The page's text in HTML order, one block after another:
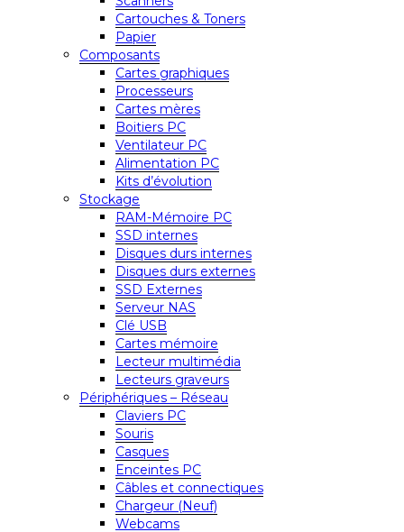
Cartouches & Toners
Papier
Composants
Cartes graphiques
Processeurs
Cartes mères
Boitiers PC
Ventilateur PC
Alimentation PC
Kits d’évolution
Stockage
RAM-Mémoire PC
SSD internes
Disques durs internes
Disques durs externes
SSD Externes
Serveur NAS
Clé USB
Cartes mémoire
Lecteur multimédia
Lecteurs graveurs
Périphériques – Réseau
Claviers PC
Souris
Casques
Enceintes PC
Câbles et connectiques
Chargeur (Neuf)
Webcams